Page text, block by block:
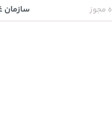
مجوز سازمان